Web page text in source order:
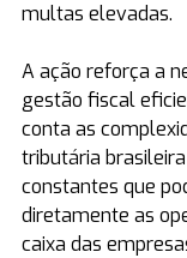
multas elevadas.
A ação reforça a
gestão fiscal
conta as
tributária
constantes que
diretamente as
caixa das